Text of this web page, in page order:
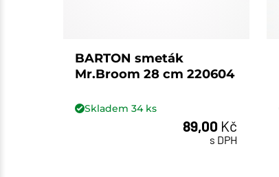
BARTON smeták
Mr.Broom 28 cm 220604
Skladem34ks
89,00 Kč
s DPH